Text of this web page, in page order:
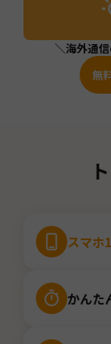
＼海外通
無
スマホ
かんた